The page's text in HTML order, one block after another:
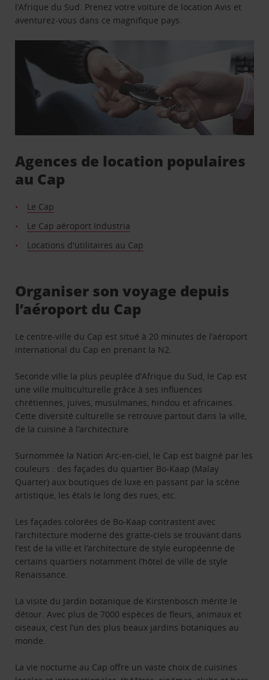
l’Afrique du Sud. Prenez votre voiture de location Avis et
aventurez-vous dans ce magnifique pays.
Agences de location populaires
au Cap
Le Cap
Le Cap aéroport Industria
Locations d'utilitaires au Cap
Organiser son voyage depuis
l’aéroport du Cap
Le centre-ville du Cap est situé à 20 minutes de l’aéroport
international du Cap en prenant la N2.
Seconde ville la plus peuplée d’Afrique du Sud, le Cap est
une ville multiculturelle grâce à ses influences
chrétiennes, juives, musulmanes, hindou et africaines.
Cette diversité culturelle se retrouve partout dans la ville,
de la cuisine à l’architecture.
Surnommée la Nation Arc-en-ciel, le Cap est baigné par les
couleurs : des façades du quartier Bo-Kaap (Malay
Quarter) aux boutiques de luxe en passant par la scène
artistique, les étals le long des rues, etc.
Les façades colorées de Bo-Kaap contrastent avec
l’architecture moderne des gratte-ciels se trouvant dans
l’est de la ville et l’architecture de style européenne de
certains quartiers notamment l’hôtel de ville de style
Renaissance.
La visite du Jardin botanique de Kirstenbosch mérite le
détour. Avec plus de 7000 espèces de fleurs, animaux et
oiseaux, c’est l’un des plus beaux jardins botaniques au
monde.
La vie nocturne au Cap offre un vaste choix de cuisines